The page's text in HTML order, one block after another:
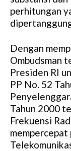
perhitungan
Dengan
Ombudsman
Presiden RI
PP No. 52
Tahun 2000
Frekuensi